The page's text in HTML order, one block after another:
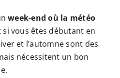
week-end où la météo
vous êtes débutant en
et l’automne sont des
nécessitent un bon